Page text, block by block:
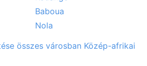
Baboua
Nola
összes városban Közép-afrikai